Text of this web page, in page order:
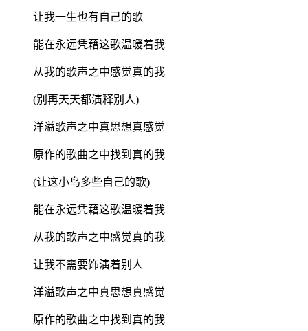
让我一生也有自己的歌
能在永远凭藉这歌温暖着我
从我的歌声之中感觉真的我
(别再天天都演释别人)
洋溢歌声之中真思想真感觉
原作的歌曲之中找到真的我
(让这小鸟多些自己的歌)
能在永远凭藉这歌温暖着我
从我的歌声之中感觉真的我
让我不需要饰演着别人
洋溢歌声之中真思想真感觉
原作的歌曲之中找到真的我